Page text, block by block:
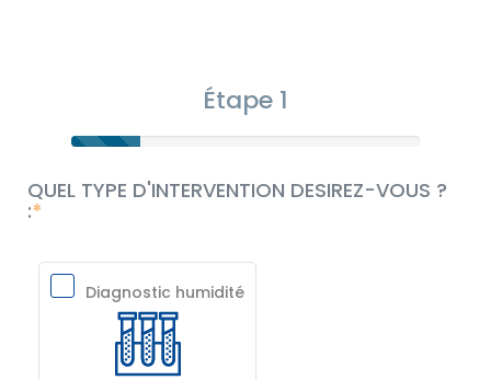
Étape 1
QUEL TYPE D'INTERVENTION DESIREZ-VOUS ?
:
Diagnostic humidité